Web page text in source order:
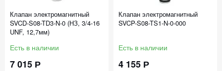
Клапан электромагнитный
SVCD-S08-TD3-N-0 (НЗ, 3/4-16
UNF, 12,7мм)
Есть в наличии
7 015 Р
Клапан электромагнитный
SVCP-S08-TS1-N-0-000
Есть в наличии
4 155 Р